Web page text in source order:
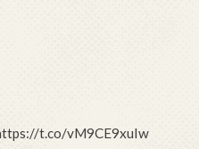
t.co/vM9CE9xuIw